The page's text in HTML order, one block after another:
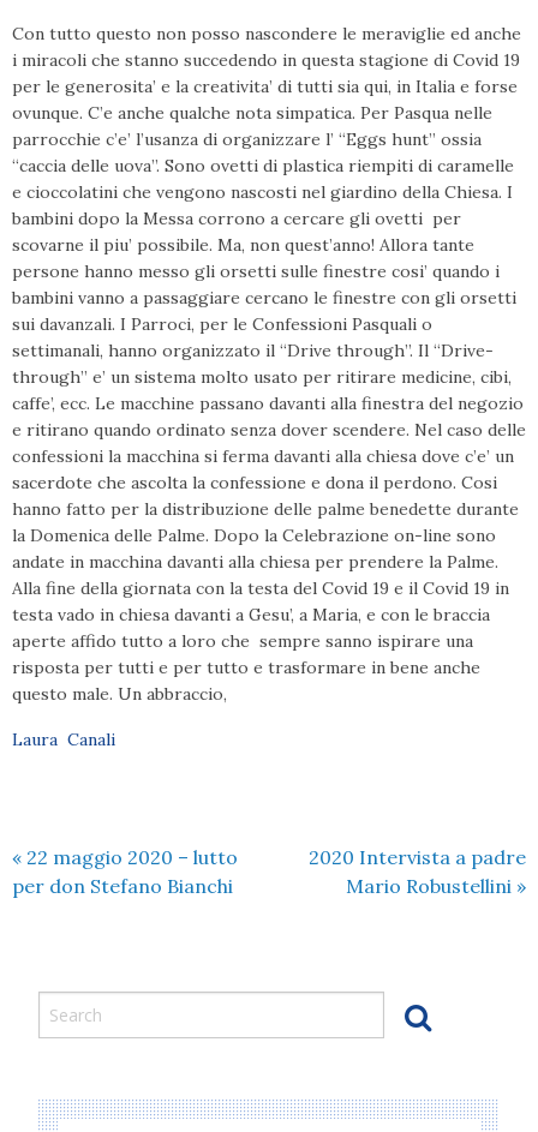
Con tutto questo non posso nascondere le meraviglie ed anche
i miracoli che stanno succedendo in questa stagione di Covid 19
per le generosita’ e la creativita’ di tutti sia qui, in Italia e forse
ovunque. C’e anche qualche nota simpatica. Per Pasqua nelle
parrocchie c’e’ l’usanza di organizzare l’ “Eggs hunt” ossia
“caccia delle uova”. Sono ovetti di plastica riempiti di caramelle
e cioccolatini che vengono nascosti nel giardino della Chiesa. I
bambini dopo la Messa corrono a cercare gli ovetti per
scovarne il piu’ possibile. Ma, non quest’anno! Allora tante
persone hanno messo gli orsetti sulle finestre cosi’ quando i
bambini vanno a passaggiare cercano le finestre con gli orsetti
sui davanzali. I Parroci, per le Confessioni Pasquali o
settimanali, hanno organizzato il “Drive through”. Il “Drive-
through” e’ un sistema molto usato per ritirare medicine, cibi,
caffe’, ecc. Le macchine passano davanti alla finestra del negozio
e ritirano quando ordinato senza dover scendere. Nel caso delle
confessioni la macchina si ferma davanti alla chiesa dove c’e’ un
sacerdote che ascolta la confessione e dona il perdono. Cosi
hanno fatto per la distribuzione delle palme benedette durante
la Domenica delle Palme. Dopo la Celebrazione on-line sono
andate in macchina davanti alla chiesa per prendere la Palme.
Alla fine della giornata con la testa del Covid 19 e il Covid 19 in
testa vado in chiesa davanti a Gesu’, a Maria, e con le braccia
aperte affido tutto a loro che sempre sanno ispirare una
risposta per tutti e per tutto e trasformare in bene anche
questo male. Un abbraccio,
Laura Canali
« 22 maggio 2020 – lutto
per don Stefano Bianchi
2020 Intervista a padre
Mario Robustellini »